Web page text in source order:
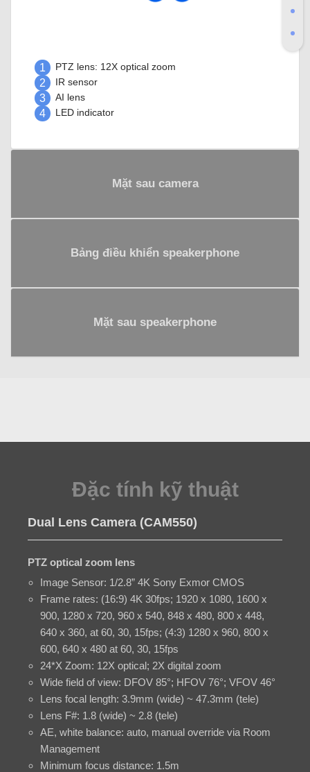
1 PTZ lens: 12X optical zoom
2 IR sensor
3 AI lens
4 LED indicator
Mặt sau camera
Bảng điều khiển speakerphone
Mặt sau speakerphone
Đặc tính kỹ thuật
Dual Lens Camera (CAM550)
PTZ optical zoom lens
Image Sensor: 1/2.8” 4K Sony Exmor CMOS
Frame rates: (16:9) 4K 30fps; 1920 x 1080, 1600 x
900, 1280 x 720, 960 x 540, 848 x 480, 800 x 448,
640 x 360, at 60, 30, 15fps; (4:3) 1280 x 960, 800 x
600, 640 x 480 at 60, 30, 15fps
24*X Zoom: 12X optical; 2X digital zoom
Wide field of view: DFOV 85°; HFOV 76°; VFOV 46°
Lens focal length: 3.9mm (wide) ~ 47.3mm (tele)
Lens F#: 1.8 (wide) ~ 2.8 (tele)
AE, white balance: auto, manual override via Room
Management
Minimum focus distance: 1.5m